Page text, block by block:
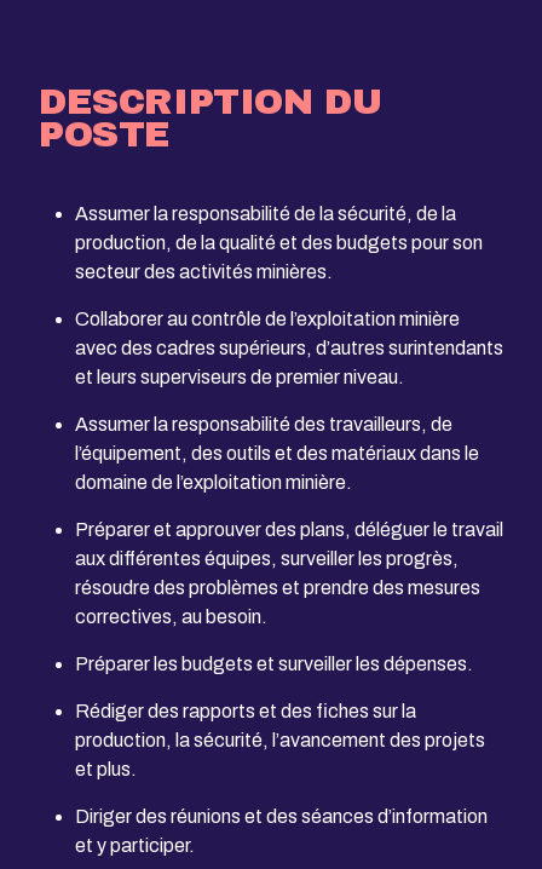
DESCRIPTION DU
POSTE
Assumer la responsabilité de la sécurité, de la
production, de la qualité et des budgets pour son
secteur des activités minières.
Collaborer au contrôle de l’exploitation minière
avec des cadres supérieurs, d’autres surintendants
et leurs superviseurs de premier niveau.
Assumer la responsabilité des travailleurs, de
l’équipement, des outils et des matériaux dans le
domaine de l’exploitation minière.
Préparer et approuver des plans, déléguer le travail
aux différentes équipes, surveiller les progrès,
résoudre des problèmes et prendre des mesures
correctives, au besoin.
Préparer les budgets et surveiller les dépenses.
Rédiger des rapports et des fiches sur la
production, la sécurité, l’avancement des projets
et plus.
Diriger des réunions et des séances d’information
et y participer.